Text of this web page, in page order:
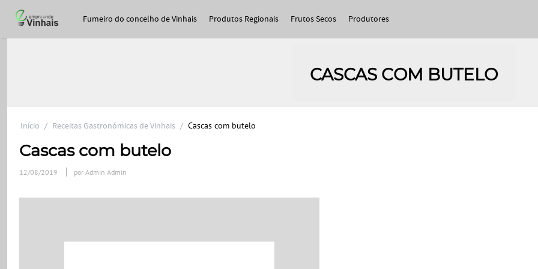
Fumeiro do concelho de Vinhais Produtos Regionais Frutos Secos Produtores
CASCAS COM BUTELO
Início / Receitas Gastronómicas de Vinhais / Cascas com butelo
Cascas com butelo
12/08/2019 por Admin Admin